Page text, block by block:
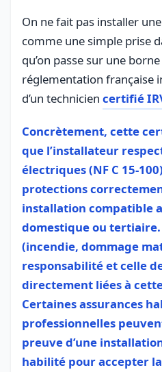
On ne fait pas installer
comme une simple prise
qu’on passe sur une
réglementation française
d’un technicien certifié
Concrètement, cette
que l’installateur
électriques (NF C
protections
installation compatible
domestique ou tertiaire.
(incendie, dommage
responsabilité et celle
directement liées à
Certaines assurances
professionnelles
preuve d’une
habilité pour accepter